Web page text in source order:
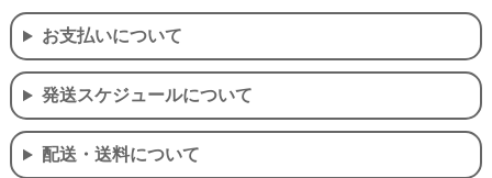
お支払いについて
発送スケジュールについて
配送・送料について